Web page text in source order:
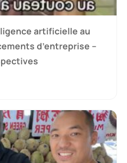
artificielle au
d’entreprise –